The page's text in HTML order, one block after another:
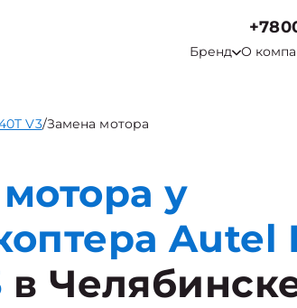
Бренд О
V3/Замена мотора
у
Autel
в